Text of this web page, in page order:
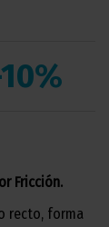
Fricción.
recto, forma